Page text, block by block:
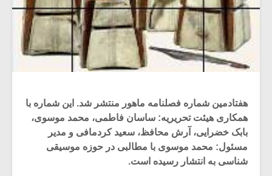
هفتادمین شماره فصلنامه ماهور منتشر شد. این شماره با
همکاری هیئت تحریریه: ساسان فاطمی، محمد موسوی،
بابک خضرایی، آرش محافظ، سعید کردمافی و مدیر
مسئول: محمد موسوی با مطالبی در حوزه موسیقی
شناسی به انتشار رسیده است.